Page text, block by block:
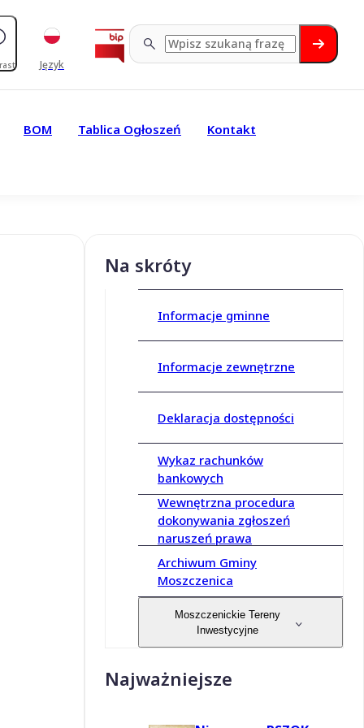
Język
BOM Tablica Ogłoszeń Kontakt
Na skróty
Informacje gminne
Informacje zewnętrzne
Deklaracja dostępności
Wykaz rachunków
bankowych
Wewnętrzna procedura
dokonywania zgłoszeń
naruszeń prawa
Archiwum Gminy
Moszczenica
Moszczenickie Tereny
Inwestycyjne
Najważniejsze